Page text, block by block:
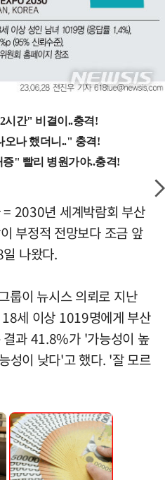
2030년 세계박람회 부산
부정적 전망보다 조금 앞
나왔다.
룹이 뉴시스 의뢰로 지난
세 이상 1019명에게 부산
결과 41.8%가 '가능성이 높
성이 낮다'고 했다. '잘 모르